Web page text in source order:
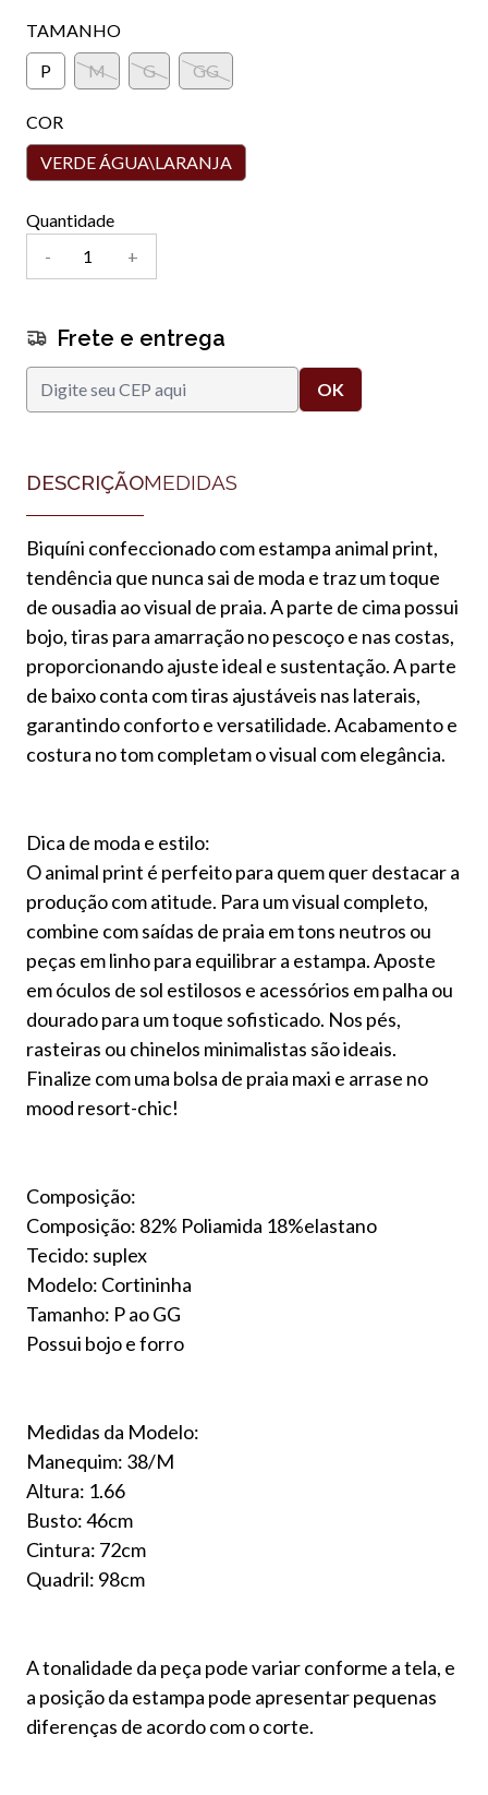
TAMANHO
P
M G GG
COR
VERDE ÁGUA\LARANJA
Quantidade
-
+
Frete e entrega
DESCRIÇÃOMEDIDAS
Biquíni confeccionado com estampa animal print,
tendência que nunca sai de moda e traz um toque
de ousadia ao visual de praia. A parte de cima possui
bojo, tiras para amarração no pescoço e nas costas,
proporcionando ajuste ideal e sustentação. A parte
de baixo conta com tiras ajustáveis nas laterais,
garantindo conforto e versatilidade. Acabamento e
costura no tom completam o visual com elegância.
Dica de moda e estilo:
O animal print é perfeito para quem quer destacar a
produção com atitude. Para um visual completo,
combine com saídas de praia em tons neutros ou
peças em linho para equilibrar a estampa. Aposte
em óculos de sol estilosos e acessórios em palha ou
dourado para um toque sofisticado. Nos pés,
rasteiras ou chinelos minimalistas são ideais.
Finalize com uma bolsa de praia maxi e arrase no
mood resort-chic!
Composição:
Composição: 82% Poliamida 18%elastano
Tecido: suplex
Modelo: Cortininha
Tamanho: P ao GG
Possui bojo e forro
Medidas da Modelo:
Manequim: 38/M
Altura: 1.66
Busto: 46cm
Cintura: 72cm
Quadril: 98cm
A tonalidade da peça pode variar conforme a tela, e
a posição da estampa pode apresentar pequenas
diferenças de acordo com o corte.